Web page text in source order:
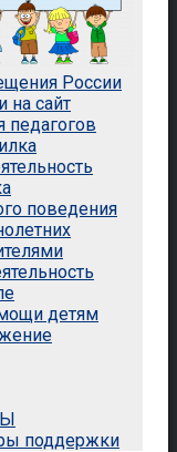
России
на сайт
педагогов
поведения
детям
поддержки